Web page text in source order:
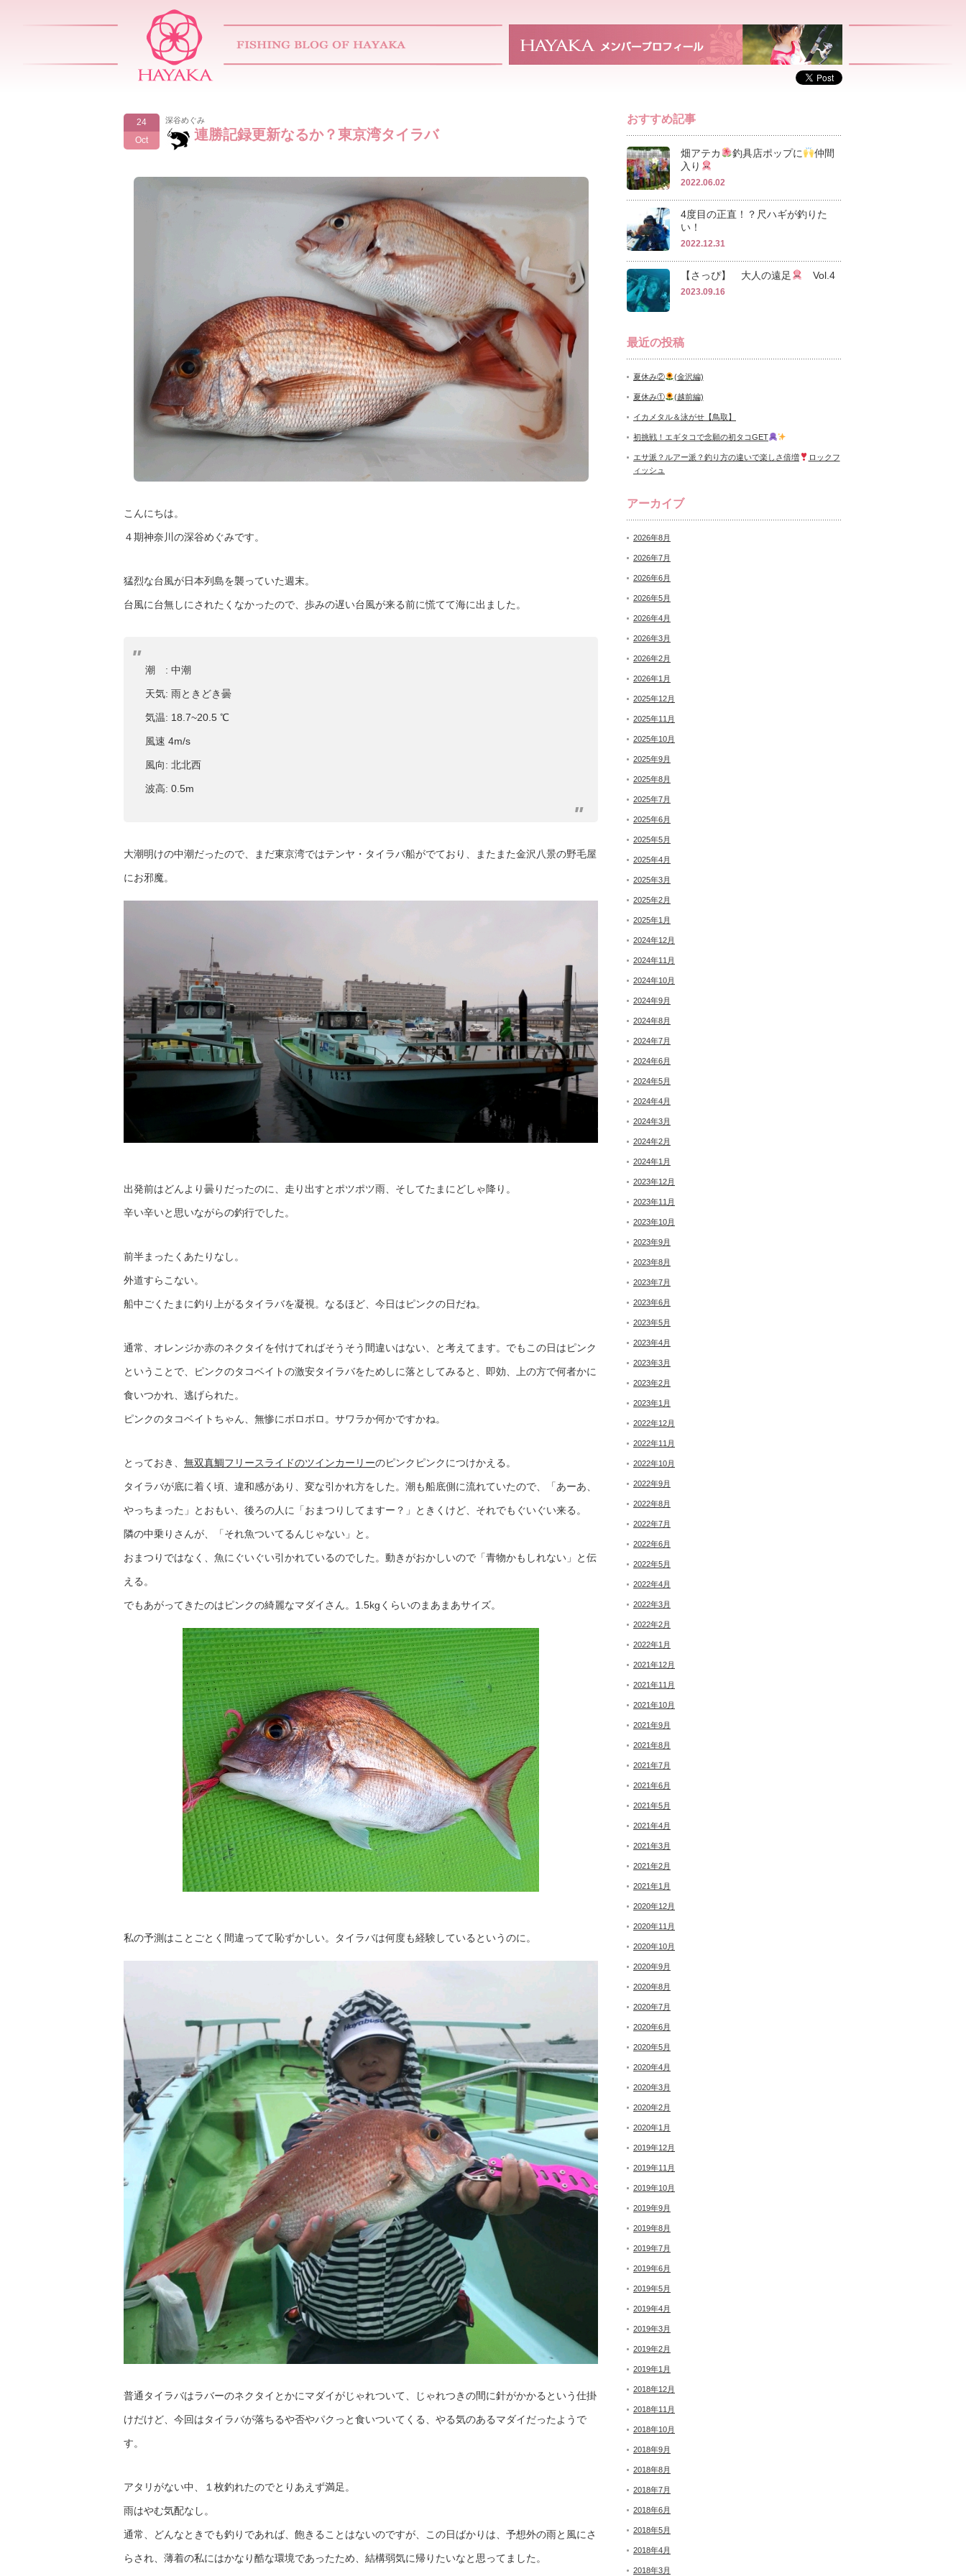
24
Oct
深谷めぐみ
連勝記録更新なるか？東京湾タイラバ
こんにちは。
４期神奈川の深谷めぐみです。
猛烈な台風が日本列島を襲っていた週末。
台風に台無しにされたくなかったので、歩みの遅い台風が来る前に慌てて海に出ました。
潮 : 中潮
天気: 雨ときどき曇
気温: 18.7~20.5 ℃
風速 4m/s
風向: 北北西
波高: 0.5m
大潮明けの中潮だったので、まだ東京湾ではテンヤ・タイラバ船がでており、またまた金沢八景の野毛屋
にお邪魔。
出発前はどんより曇りだったのに、走り出すとポツポツ雨、そしてたまにどしゃ降り。
辛い辛いと思いながらの釣行でした。
前半まったくあたりなし。
外道すらこない。
船中ごくたまに釣り上がるタイラバを凝視。なるほど、今日はピンクの日だね。
通常、オレンジか赤のネクタイを付けてればそうそう間違いはない、と考えてます。でもこの日はピンク
ということで、ピンクのタコベイトの激安タイラバをためしに落としてみると、即効、上の方で何者かに
食いつかれ、逃げられた。
ピンクのタコベイトちゃん、無惨にボロボロ。サワラか何かですかね。
とっておき、 無双真鯛フリースライドのツインカーリーのピンクピンクにつけかえる。
タイラバが底に着く頃、違和感があり、変な引かれ方をした。潮も船底側に流れていたので、「あーあ、
やっちまった」とおもい、後ろの人に「おまつりしてますー？」ときくけど、それでもぐいぐい来る。
隣の中乗りさんが、「それ魚ついてるんじゃない」と。
おまつりではなく、魚にぐいぐい引かれているのでした。動きがおかしいので「青物かもしれない」と伝
える。
でもあがってきたのはピンクの綺麗なマダイさん。1.5kgくらいのまあまあサイズ。
私の予測はことごとく間違ってて恥ずかしい。タイラバは何度も経験しているというのに。
普通タイラバはラバーのネクタイとかにマダイがじゃれついて、じゃれつきの間に針がかかるという仕掛
けだけど、今回はタイラバが落ちるや否やパクっと食いついてくる、やる気のあるマダイだったようで
す。
アタリがない中、１枚釣れたのでとりあえず満足。
雨はやむ気配なし。
通常、どんなときでも釣りであれば、飽きることはないのですが、この日ばかりは、予想外の雨と風にさ
らされ、薄着の私にはかなり酷な環境であったため、結構弱気に帰りたいなと思ってました。
おすすめ記事
畑アテカ 釣具店ポップに
仲間
入り
2022.06.02
4度目の正直！？尺ハギが釣りた
い！
2022.12.31
【さっぴ】 大人の遠足 Vol.4
2023.09.16
最近の投稿
夏休み② (金沢編)
夏休み① (越前編)
イカメタル＆泳がせ【鳥取】
初挑戦！エギタコで念願の初タコGET
エサ派？ルアー派？釣り方の違いで楽しさ倍増
ロックフ
ィッシュ
アーカイブ
2026年8月
2026年7月
2026年6月
2026年5月
2026年4月
2026年3月
2026年2月
2026年1月
2025年12月
2025年11月
2025年10月
2025年9月
2025年8月
2025年7月
2025年6月
2025年5月
2025年4月
2025年3月
2025年2月
2025年1月
2024年12月
2024年11月
2024年10月
2024年9月
2024年8月
2024年7月
2024年6月
2024年5月
2024年4月
2024年3月
2024年2月
2024年1月
2023年12月
2023年11月
2023年10月
2023年9月
2023年8月
2023年7月
2023年6月
2023年5月
2023年4月
2023年3月
2023年2月
2023年1月
2022年12月
2022年11月
2022年10月
2022年9月
2022年8月
2022年7月
2022年6月
2022年5月
2022年4月
2022年3月
2022年2月
2022年1月
2021年12月
2021年11月
2021年10月
2021年9月
2021年8月
2021年7月
2021年6月
2021年5月
2021年4月
2021年3月
2021年2月
2021年1月
2020年12月
2020年11月
2020年10月
2020年9月
2020年8月
2020年7月
2020年6月
2020年5月
2020年4月
2020年3月
2020年2月
2020年1月
2019年12月
2019年11月
2019年10月
2019年9月
2019年8月
2019年7月
2019年6月
2019年5月
2019年4月
2019年3月
2019年2月
2019年1月
2018年12月
2018年11月
2018年10月
2018年9月
2018年8月
2018年7月
2018年6月
2018年5月
2018年4月
2018年3月